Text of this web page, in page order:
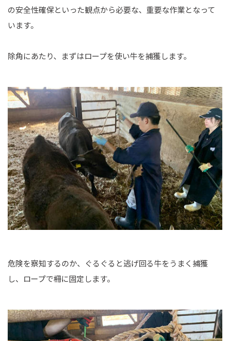
の安全性確保といった観点から必要な、重要な作業となって
います。
除角にあたり、まずはロープを使い牛を捕獲します。
危険を察知するのか、ぐるぐると逃げ回る牛をうまく捕獲
し、ロープで柵に固定します。